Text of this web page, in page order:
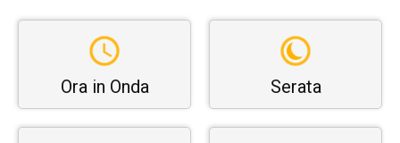
Ora in Onda Serata